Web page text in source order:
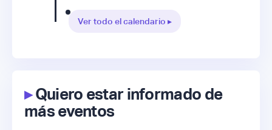
Ver todo el calendario ▸
▸Quiero estar informado de
más eventos